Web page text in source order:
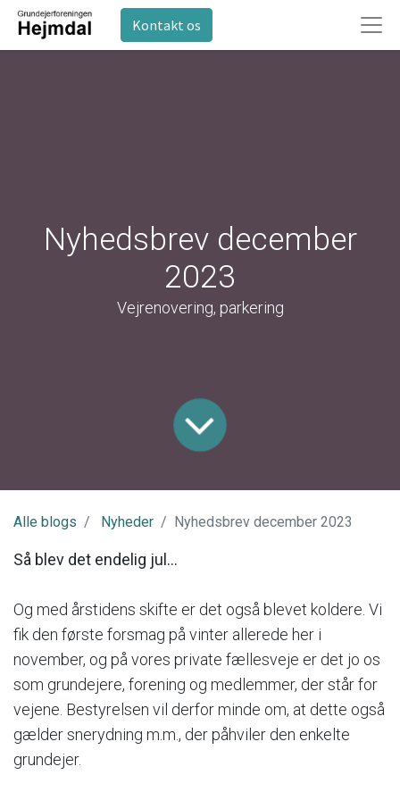
Kontakt os
Nyhedsbrev december
2023
Vejrenovering, parkering
Alle blogs Nyheder Nyhedsbrev december 2023
Så blev det endelig jul…
Og med årstidens skifte er det også blevet koldere. Vi
fik den første forsmag på vinter allerede her i
november, og på vores private fællesveje er det jo os
som grundejere, forening og medlemmer, der står for
vejene. Bestyrelsen vil derfor minde om, at dette også
gælder snerydning m.m., der påhviler den enkelte
grundejer.